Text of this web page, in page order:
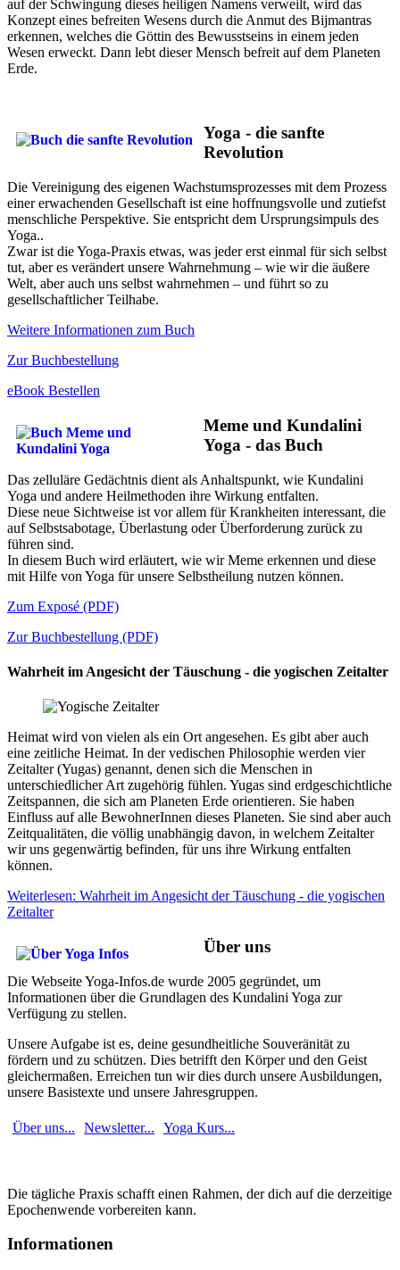
auf der Schwingung dieses heiligen Namens verweilt, wird das
Konzept eines befreiten Wesens durch die Anmut des Bijmantras
erkennen, welches die Göttin des Bewusstseins in einem jeden
Wesen erweckt. Dann lebt dieser Mensch befreit auf dem Planeten
Erde.
Yoga - die sanfte
Revolution
Die Vereinigung des eigenen Wachstumsprozesses mit dem Prozess
einer erwachenden Gesellschaft ist eine hoffnungsvolle und zutiefst
menschliche Perspektive. Sie entspricht dem Ursprungsimpuls des
Yoga..
Zwar ist die Yoga-Praxis etwas, was jeder erst einmal für sich selbst
tut, aber es verändert unsere Wahrnehmung – wie wir die äußere
Welt, aber auch uns selbst wahrnehmen – und führt so zu
gesellschaftlicher Teilhabe.
Weitere Informationen zum Buch
Zur Buchbestellung
eBook Bestellen
Meme und Kundalini
Yoga - das Buch
Das zelluläre Gedächtnis dient als Anhaltspunkt, wie Kundalini
Yoga und andere Heilmethoden ihre Wirkung entfalten.
Diese neue Sichtweise ist vor allem für Krankheiten interessant, die
auf Selbstsabotage, Überlastung oder Überforderung zurück zu
führen sind.
In diesem Buch wird erläutert, wie wir Meme erkennen und diese
mit Hilfe von Yoga für unsere Selbstheilung nutzen können.
Zum Exposé (PDF)
Zur Buchbestellung (PDF)
Wahrheit im Angesicht der Täuschung - die yogischen Zeitalter
Heimat wird von vielen als ein Ort angesehen. Es gibt aber auch
eine zeitliche Heimat. In der vedischen Philosophie werden vier
Zeitalter (Yugas) genannt, denen sich die Menschen in
unterschiedlicher Art zugehörig fühlen. Yugas sind erdgeschichtliche
Zeitspannen, die sich am Planeten Erde orientieren. Sie haben
Einfluss auf alle BewohnerInnen dieses Planeten. Sie sind aber auch
Zeitqualitäten, die völlig unabhängig davon, in welchem Zeitalter
wir uns gegenwärtig befinden, für uns ihre Wirkung entfalten
können.
Weiterlesen: Wahrheit im Angesicht der Täuschung - die yogischen
Zeitalter
Über uns
Die Webseite Yoga-Infos.de wurde 2005 gegründet, um
Informationen über die Grundlagen des Kundalini Yoga zur
Verfügung zu stellen.
Unsere Aufgabe ist es, deine gesundheitliche Souveränität zu
fördern und zu schützen. Dies betrifft den Körper und den Geist
gleichermaßen. Erreichen tun wir dies durch unsere Ausbildungen,
unsere Basistexte und unsere Jahresgruppen.
Über uns... Newsletter... Yoga Kurs...
Die tägliche Praxis schafft einen Rahmen, der dich auf die derzeitige
Epochenwende vorbereiten kann.
Informationen